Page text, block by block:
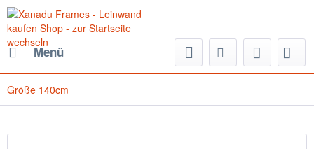
Menü
Größe 140cm